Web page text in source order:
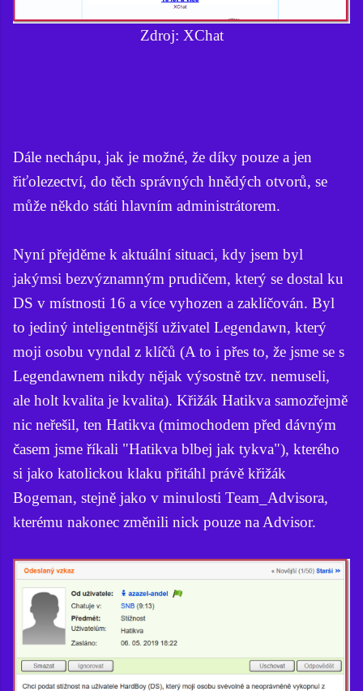
Zdroj: XChat
Dále nechápu, jak je možné, že díky pouze a jen
řiťolezectví, do těch správných hnědých otvorů, se
může někdo státi hlavním administrátorem.
Nyní přejděme k aktuální situaci, kdy jsem byl
jakýmsi bezvýznamným prudičem, který se dostal ku
DS v místnosti 16 a více vyhozen a zaklíčován. Byl
to jediný inteligentnější uživatel Legendawn, který
moji osobu vyndal z klíčů (A to i přes to, že jsme se s
Legendawnem nikdy nějak výsostně tzv. nemuseli,
ale holt kvalita je kvalita). Křižák Hatikva samozřejmě
nic neřešil, ten Hatikva (mimochodem před dávným
časem jsme říkali "Hatikva blbej jak tykva"), kterého
si jako katolickou klaku přitáhl právě křižák
Bogeman, stejně jako v minulosti Team_Advisora,
kterému nakonec změnili nick pouze na Advisor.